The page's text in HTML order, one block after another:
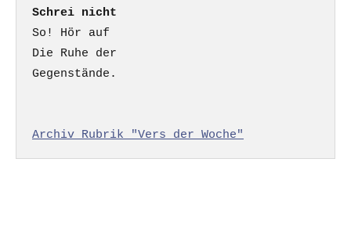
Schrei nicht
So! Hör auf
Die Ruhe der
Gegenstände.
Archiv Rubrik "Vers der Woche"